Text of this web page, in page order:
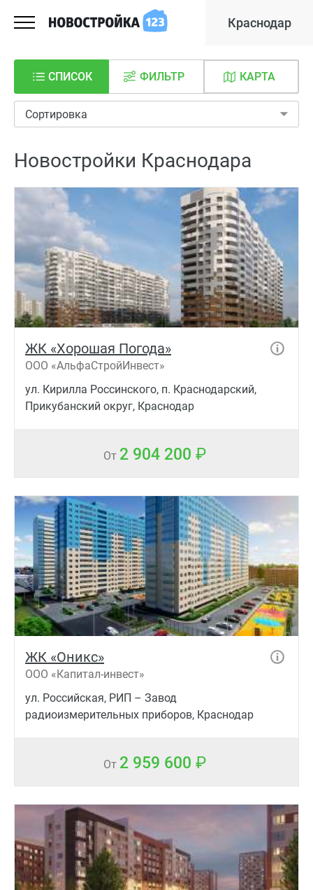
Краснодар
СПИСОК КАРТА
ФИЛЬТР
Сортировка
Новостройки Краснодара
ЖК «Хорошая Погода»
ООО «АльфаСтройИнвест»
ул. Кирилла Россинского, п. Краснодарский,
Прикубанский округ, Краснодар
От 2 904 200
ЖК «Оникс»
ООО «Капитал-инвест»
ул. Российская, РИП – Завод
радиоизмерительных приборов, Краснодар
От 2 959 600